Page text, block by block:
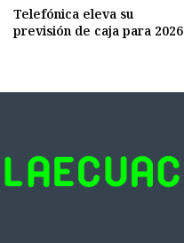
Telefónica eleva su
previsión de caja para 2026